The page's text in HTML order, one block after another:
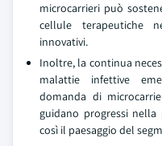
microcarrieri può
cellule terapeutiche
innovativi.
Inoltre, la continua
malattie infettive
domanda di
guidano progressi nella
così il paesaggio del